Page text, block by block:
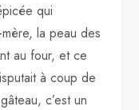
qui
la peau des
au four, et ce
à coup de
c’est un